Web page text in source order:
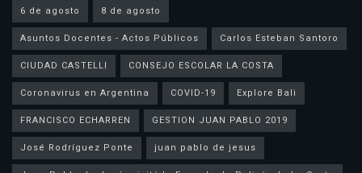
6 de agosto
8 de agosto
Asuntos Docentes - Actos Públicos
Carlos Esteban Santoro
CIUDAD CASTELLI
CONSEJO ESCOLAR LA COSTA
Coronavirus en Argentina
COVID-19
Explore Bali
FRANCISCO ECHARREN
GESTION JUAN PABLO 2019
José Rodríguez Ponte
juan pablo de jesus